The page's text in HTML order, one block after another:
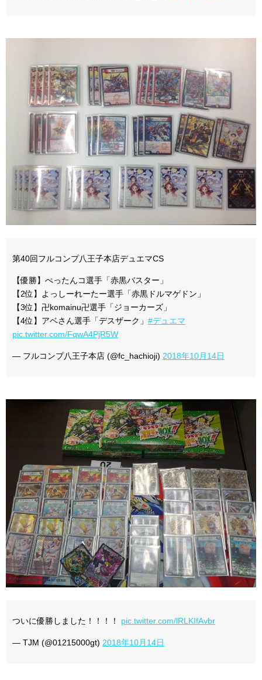
第40回フルコンプ八王子本店デュエマCS
【優勝】ぺったんコ選手「赤黒バスター」
【2位】よっしーれーたー選手「赤黒ドルマゲドン」
【3位】卍komainu卍選手「ジョーカーズ」
【4位】アベさん選手「デスザーク」 #デュエマ
pic.twitter.com/FqwA4PjR5W
— フルコンプ八王子本店 (@fc_hachioji) 2018年10月14日
ついに優勝しました！！！！ pic.twitter.com/lRLKIfAvbr
— TJM (@01215000gt) 2018年10月14日